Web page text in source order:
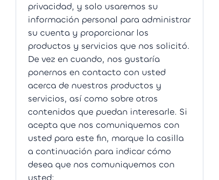
privacidad, y solo usaremos su
información personal para administrar
su cuenta y proporcionar los
productos y servicios que nos solicitó.
De vez en cuando, nos gustaría
ponernos en contacto con usted
acerca de nuestros productos y
servicios, así como sobre otros
contenidos que puedan interesarle. Si
acepta que nos comuniquemos con
usted para este fin, marque la casilla
a continuación para indicar cómo
desea que nos comuniquemos con
usted: